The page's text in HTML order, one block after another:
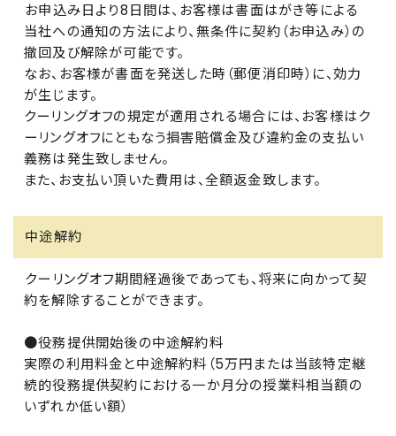
お申込み日より8日間は、お客様は書面はがき等による
当社への通知の方法により、無条件に契約（お申込み）の
撤回及び解除が可能です。
なお、お客様が書面を発送した時（郵便消印時）に、効力
が生じます。
クーリングオフの規定が適用される場合には、お客様はク
ーリングオフにともなう損害賠償金及び違約金の支払い
義務は発生致しません。
また、お支払い頂いた費用は、全額返金致します。
中途解約
クーリングオフ期間経過後であっても、将来に向かって契
約を解除することができます。
●役務提供開始後の中途解約料
実際の利用料金と中途解約料（5万円または当該特定継
続的役務提供契約における一か月分の授業料相当額の
いずれか低い額）